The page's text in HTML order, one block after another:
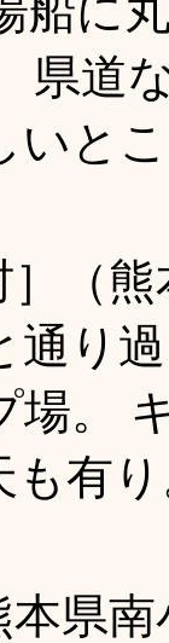
船に
県道
いと
］（
通り
場。
有
本県